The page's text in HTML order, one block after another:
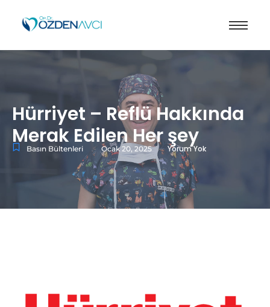
Hürriyet – Reflü Hakkında
Merak Edilen Her şey
Basın Bültenleri - Ocak 20, 2025 - Yorum Yok